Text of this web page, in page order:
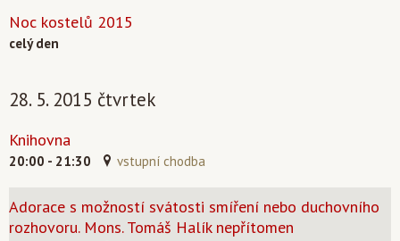
Noc kostelů 2015
celý den
28. 5. 2015 čtvrtek
Knihovna
20:00 - 21:30 vstupní chodba
Adorace s možností svátosti smíření nebo duchovního
rozhovoru. Mons. Tomáš Halík nepřítomen